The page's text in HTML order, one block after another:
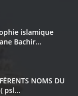
islamique
Bachir...
NOMS DU
psl...